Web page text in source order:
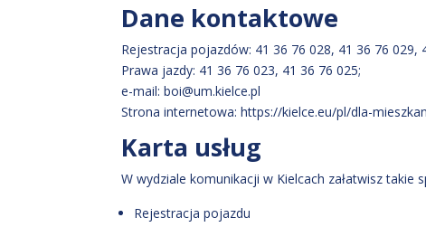
Dane kontaktowe
Rejestracja pojazdów: 41 36 76 028, 41 36 76 029,
Prawa jazdy: 41 36 76 023, 41 36 76 025;
e-mail: boi@um.kielce.pl
Strona internetowa: https://kielce.eu/pl/dla-
Karta usług
W wydziale komunikacji w Kielcach załatwisz takie
Rejestracja pojazdu